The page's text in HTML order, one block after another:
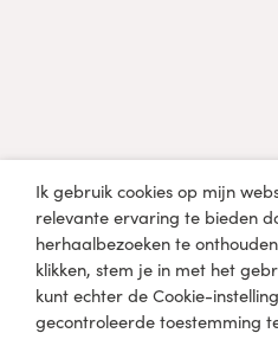
je zelfstandig wijzigingen
levensstijl.
Ik gebruik cookies op mijn
relevante ervaring te bieden
herhaalbezoeken te
klikken, stem je in met het
kunt echter de Cookie-
gecontroleerde toestemming